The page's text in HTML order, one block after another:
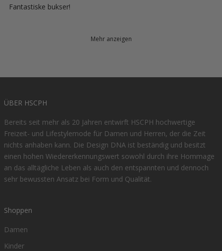
Fantastiske bukser!
Mehr anzeigen
ÜBER HSCPH
Bereits seit mehr als 20 Jahren entwirft HSCPH hochwertige
Freizeit- und Lifestylemode für Damen und Herren, der die Zeit
nichts anhaben kann. Die Design DNA ist beständig und besitzt
einen hohen Wiedererkennungswert sowohl durch ihre Hommage
an das alltägliche Leben als auch den entspannten und dennoch
sehr bewussten Ansatz bei Form und Qualität.
Shoppen
Damen
Kinder